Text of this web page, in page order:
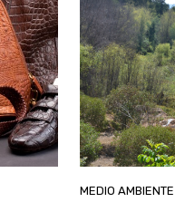
MEDIO AMBIENTE